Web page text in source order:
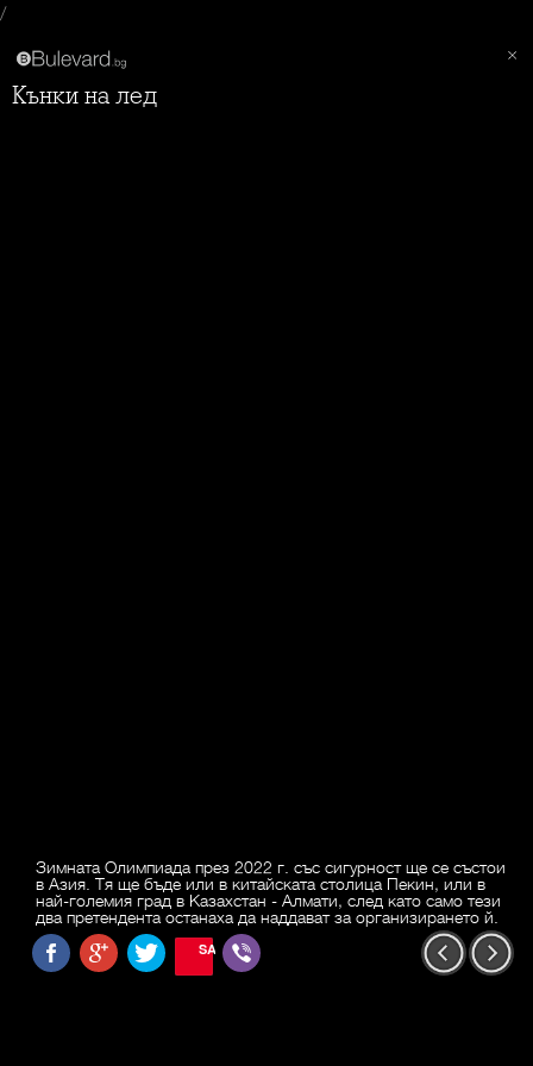
/
Кънки на лед
Зимната Олимпиада през 2022 г. със сигурност ще се състои
в Азия. Тя ще бъде или в китайската столица Пекин, или в
най-големия град в Казахстан - Алмати, след като само тези
два претендента останаха да наддават за организирането й.
SAVE